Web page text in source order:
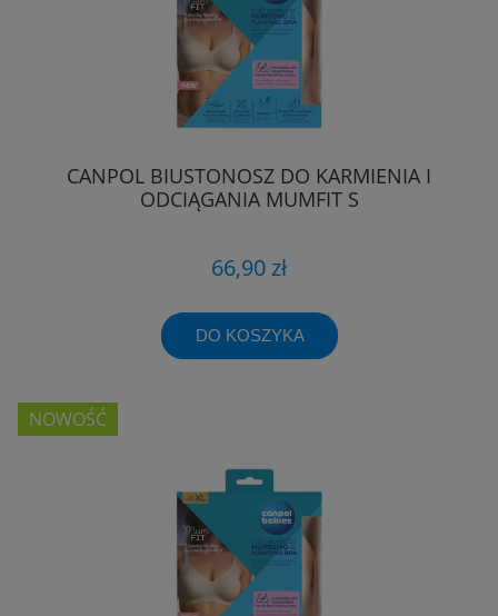
CANPOL BIUSTONOSZ DO KARMIENIA I
ODCIĄGANIA MUMFIT S
66,90 zł
DO KOSZYKA
NOWOŚĆ